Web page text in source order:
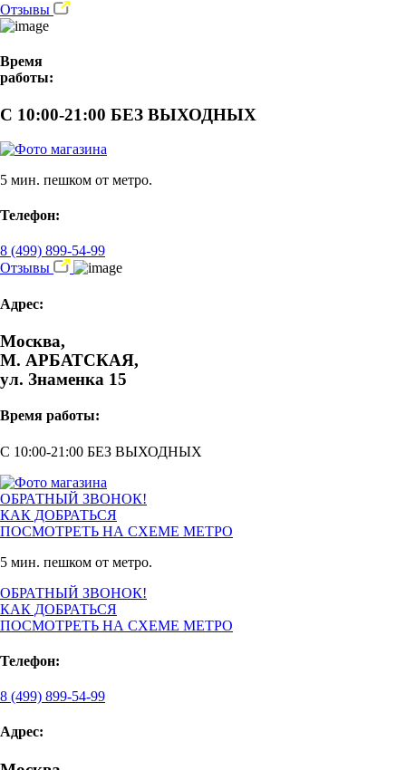
Отзывы
Время
работы:
С 10:00-21:00 БЕЗ ВЫХОДНЫХ
5 мин. пешком от метро.
Телефон:
8 (499) 899-54-99
Отзывы
Адрес:
Москва,
М. АРБАТСКАЯ,
ул. Знаменка 15
Время работы:
С 10:00-21:00 БЕЗ ВЫХОДНЫХ
ОБРАТНЫЙ ЗВОНОК!
КАК ДОБРАТЬСЯ
ПОСМОТРЕТЬ НА СХЕМЕ МЕТРО
5 мин. пешком от метро.
ОБРАТНЫЙ ЗВОНОК!
КАК ДОБРАТЬСЯ
ПОСМОТРЕТЬ НА СХЕМЕ МЕТРО
Телефон:
8 (499) 899-54-99
Адрес: